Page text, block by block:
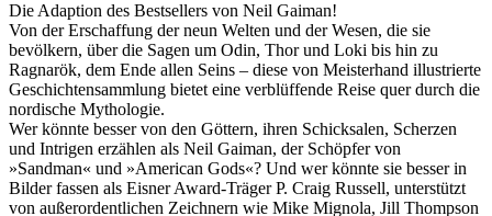
Die Adaption des Bestsellers von Neil Gaiman!
Von der Erschaffung der neun Welten und der Wesen, die sie
bevölkern, über die Sagen um Odin, Thor und Loki bis hin zu
Ragnarök, dem Ende allen Seins – diese von Meisterhand illustrierte
Geschichtensammlung bietet eine verblüffende Reise quer durch die
nordische Mythologie.
Wer könnte besser von den Göttern, ihren Schicksalen, Scherzen
und Intrigen erzählen als Neil Gaiman, der Schöpfer von
»Sandman« und »American Gods«? Und wer könnte sie besser in
Bilder fassen als Eisner Award-Träger P. Craig Russell, unterstützt
von außerordentlichen Zeichnern wie Mike Mignola, Jill Thompson